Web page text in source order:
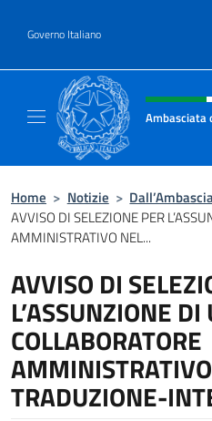
Governo Italiano
Intestazione sito,
Ambasciata
Home > Notizie >
AVVISO DI SELEZIONE PER
AMMINISTRATIVO NEL...
AVVISO DI
L’ASSUNZIONE DI
COLLABORATORE
TRADUZIONE-